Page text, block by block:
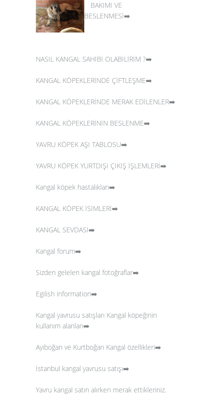
BAKIMI VE
BESLENMESİ➡️
NASIL KANGAL SAHİBİ OLABİLİRİM ?➡️
KANGAL KÖPEKLERİNDE ÇİFTLEŞME➡️
KANGAL KÖPEKLERİNDE MERAK EDİLENLER➡️
KANGAL KÖPEKLERİNİN BESLENME➡️
YAVRU KÖPEK AŞI TABLOSU➡️
YAVRU KÖPEK YURTDIŞI ÇIKIŞ İŞLEMLERİ➡️
Kangal köpek hastalıkları➡️
KANGAL KÖPEK İSİMLERİ➡️
KANGAL SEVDASI➡️
Kangal forum➡️
Sizden gelelen kangal fotoğraflar➡️
Egilish information➡️
Kangal yavrusu satışları Kangal köpeğinin
kullanım alanları➡️
Ayıboğan ve Kurtboğan Kangal özellikleri➡️
İstanbul kangal yavrusu satışı➡️
Yavru kangal satın alırken merak ettikleriniz.